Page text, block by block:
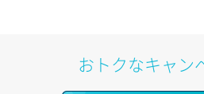
サブネット詳細取得おトクなキャン